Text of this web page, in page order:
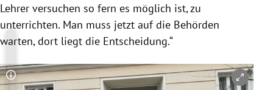
Lehrer versuchen so fern es möglich ist, zu
unterrichten. Man muss jetzt auf die Behörden
warten, dort liegt die Entscheidung.“
Copyright-Hinweis öffnen/schließen